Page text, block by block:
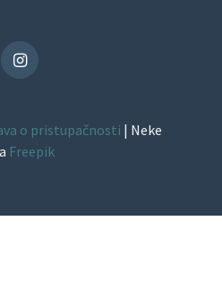
Instagram
o pristupačnosti | Neke
Freepik